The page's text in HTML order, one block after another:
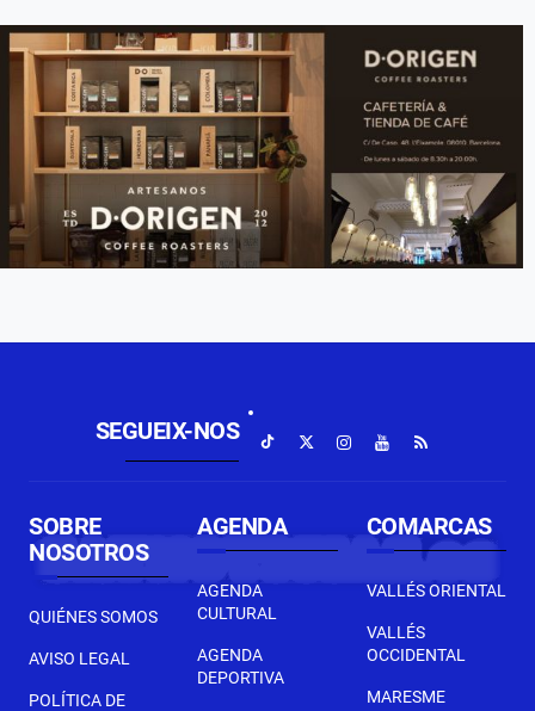
SEGUEIX-NOS
SOBRE
NOSOTROS
QUIÉNES SOMOS
AVISO LEGAL
POLÍTICA DE
AGENDA
AGENDA
CULTURAL
AGENDA
DEPORTIVA
COMARCAS
VALLÉS ORIENTAL
VALLÉS
OCCIDENTAL
MARESME